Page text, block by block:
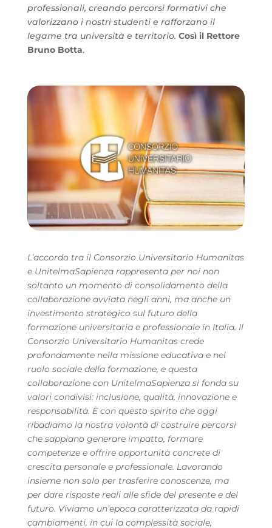
professionali, creando percorsi formativi che
valorizzano i nostri studenti e rafforzano il
legame tra università e territorio. Così il Rettore
Bruno Botta.
L’accordo tra il Consorzio Universitario Humanitas
e UnitelmaSapienza rappresenta per noi non
soltanto un momento di consolidamento della
collaborazione avviata negli anni, ma anche un
investimento strategico sul futuro della
formazione universitaria e professionale in Italia. Il
Consorzio Universitario Humanitas crede
profondamente nella missione educativa e nel
ruolo sociale della formazione, e questa
collaborazione con UnitelmaSapienza si fonda su
valori condivisi: inclusione, qualità, innovazione e
responsabilità. È con questo spirito che oggi
ribadiamo la nostra volontà di costruire percorsi
che sappiano generare impatto, formare
competenze e offrire opportunità concrete di
crescita personale e professionale. Lavorando
insieme non solo per trasferire conoscenze, ma
per dare risposte reali alle sfide del presente e del
futuro. Viviamo un’epoca caratterizzata da rapidi
cambiamenti, in cui la complessità sociale,